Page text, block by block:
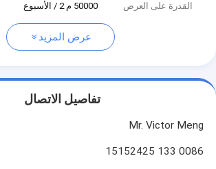
القدرة على العرض
50000 م 2 / الأسبوع
عرض المزيد
تفاصيل الاتصال
Mr. Victor Meng
0086 133 15152425